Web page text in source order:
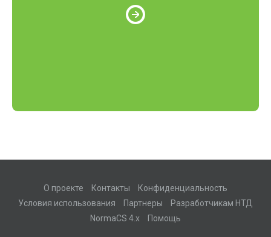
О проекте Контакты
Конфиденциальность
Условия использования
Партнеры
Разработчикам НТД
NormaCS 4.x
Помощь